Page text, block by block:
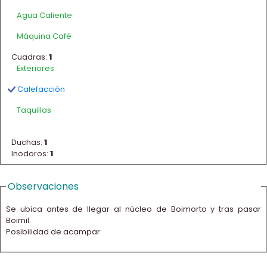
Agua Caliente
Máquina Café
Cuadras: 1
Exteriores
Calefacción
Taquillas
Duchas: 1
Inodoros: 1
Observaciones
Se ubica antes de llegar al núcleo de Boimorto y tras pasar
Boimil.
Posibilidad de acampar